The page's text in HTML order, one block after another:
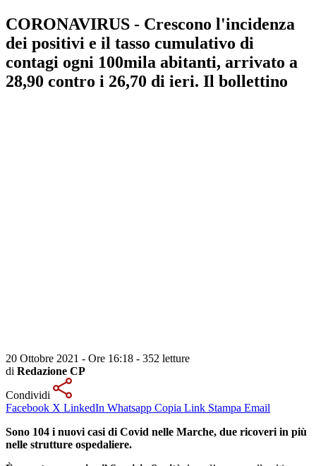
CORONAVIRUS - Crescono l'incidenza
dei positivi e il tasso cumulativo di
contagi ogni 100mila abitanti, arrivato a
28,90 contro i 26,70 di ieri. Il bollettino
20 Ottobre 2021 - Ore 16:18 - 352 letture
di Redazione CP
Condividi
Facebook X LinkedIn Whatsapp Copia Link Stampa Email
Sono 104 i nuovi casi di Covid nelle Marche, due ricoveri in più
nelle strutture ospedaliere.